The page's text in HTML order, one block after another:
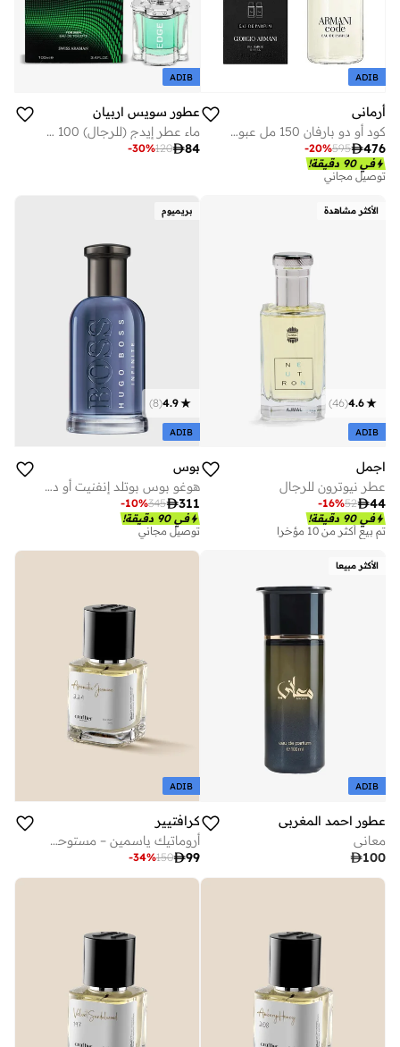
ADIB
أرماني
كود أو دو بارفان 150 مل عبوة إعادة تعبئة
476
595
-20%
في 90 دقيقة!
توصيل مجاني
ADIB
عطور سويس اربيان
ماء عطر إيدج (للرجال) 100 مل
84
120
-30%
الأكثر مشاهدة
4.6
(
46
)
ADIB
اجمل
عطر نيوترون للرجال
44
52
-16%
في 90 دقيقة!
تم بيع أكثر من 10 مؤخرا
بريميوم
4.9
(
8
)
ADIB
بوس
هوغو بوس بوتلد إنفنيت أو دو بارفان 50 مل
311
345
-10%
في 90 دقيقة!
توصيل مجاني
الأكثر مبيعا
ADIB
عطور احمد المغربي
معاني
100
ADIB
كرافتيير
أروماتيك ياسمين – مستوحى من هيلين ليغاسي، عطر للجنسين، برائحة خشبية طويلة الثبات، ماء عطر (أو دو بارفان) – 50 مل.
99
150
-34%